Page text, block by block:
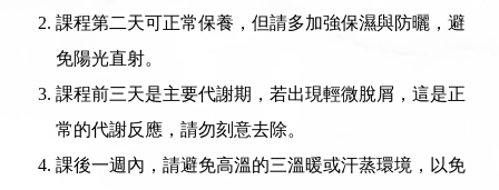
課程第二天可正常保養，但請多加強保濕與防曬，避
免陽光直射。
課程前三天是主要代謝期，若出現輕微脫屑，這是正
常的代謝反應，請勿刻意去除。
課後一週內，請避免高溫的三溫暖或汗蒸環境，以免